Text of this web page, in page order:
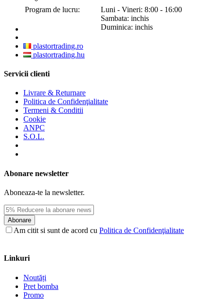
Program de lucru:
Luni - Vineri: 8:00 - 16:00
Sambata: inchis
Duminica: inchis
plastortrading.ro
plastortrading.hu
Servicii clienti
Livrare & Returnare
Politica de Confidenţialitate
Termeni & Conditii
Cookie
ANPC
S.O.L.
Abonare newsletter
Aboneaza-te la newsletter.
Abonare
Am citit si sunt de acord cu Politica de Confidenţialitate
Linkuri
Noutăți
Pret bomba
Promo